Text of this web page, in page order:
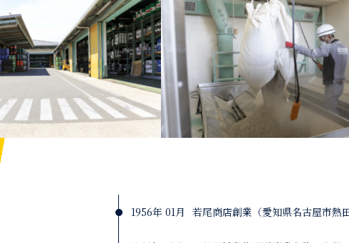
1956年 01月 若尾商店創業（愛知県名古屋市熱田